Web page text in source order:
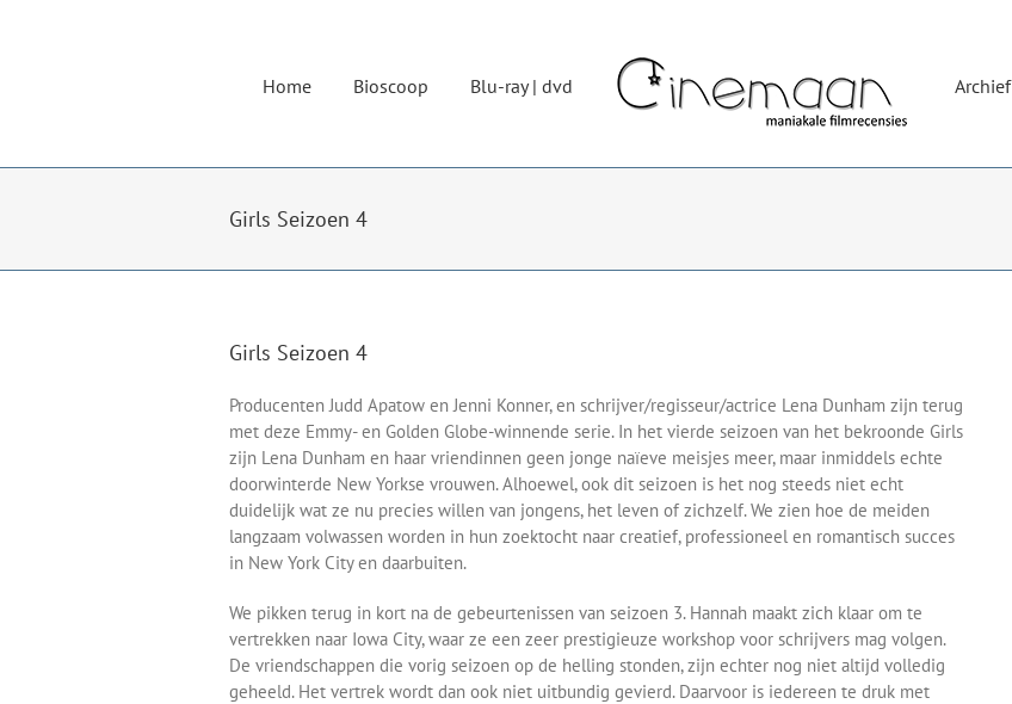
Home Bioscoop Blu-ray | dvd Archief
Girls Seizoen 4
Girls Seizoen 4
Producenten Judd Apatow en Jenni Konner, en schrijver/regisseur/actrice Lena Dunham zijn terug
met deze Emmy- en Golden Globe-winnende serie. In het vierde seizoen van het bekroonde Girls
zijn Lena Dunham en haar vriendinnen geen jonge naïeve meisjes meer, maar inmiddels echte
doorwinterde New Yorkse vrouwen. Alhoewel, ook dit seizoen is het nog steeds niet echt
duidelijk wat ze nu precies willen van jongens, het leven of zichzelf. We zien hoe de meiden
langzaam volwassen worden in hun zoektocht naar creatief, professioneel en romantisch succes
in New York City en daarbuiten.
We pikken terug in kort na de gebeurtenissen van seizoen 3. Hannah maakt zich klaar om te
vertrekken naar Iowa City, waar ze een zeer prestigieuze workshop voor schrijvers mag volgen.
De vriendschappen die vorig seizoen op de helling stonden, zijn echter nog niet altijd volledig
geheeld. Het vertrek wordt dan ook niet uitbundig gevierd. Daarvoor is iedereen te druk met